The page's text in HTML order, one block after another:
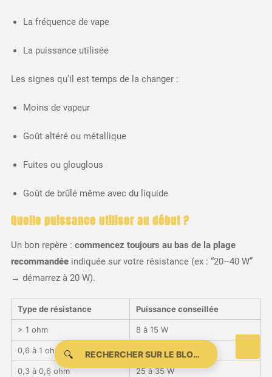
La fréquence de vape
La puissance utilisée
Les signes qu’il est temps de la changer :
Moins de vapeur
Goût altéré ou métallique
Fuites ou glouglous
Goût de brûlé même avec du liquide
Quelle puissance utiliser au début ?
Un bon repère : commencez toujours au bas de la plage
recommandéeindiquée sur votre résistance (ex : “20–40 W”
→ démarrez à 20 W).
Type de résistance Puissance conseillée
> 1 ohm 8 à 15 W
0,6 à 1 ohm 15 à 25 W
0,3 à 0,6 ohm 25 à 35 W
🔍